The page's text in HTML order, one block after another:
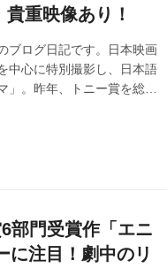
重映像あり！
ブログ日記です。日本映画
中心に特別撮影し、日本語
。昨年、トニー賞を総な
ェイシネマ 2025 秋」とし
公開いたしました！改めて
開催いたします！今回はア
部門受賞作「エニ
に注目！劇中のリ